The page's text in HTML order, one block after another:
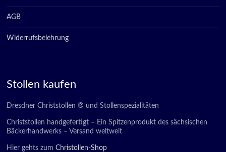
AGB
Widerrufsbelehrung
Stollen kaufen
Dresdner Christstollen ® und Stollenspezialitäten
Christstollen handgefertigt – Ein Spitzenprodukt des sächsischen
Bäckerhandwerks – Versand weltweit
Hier gehts zumChristollen-Shop